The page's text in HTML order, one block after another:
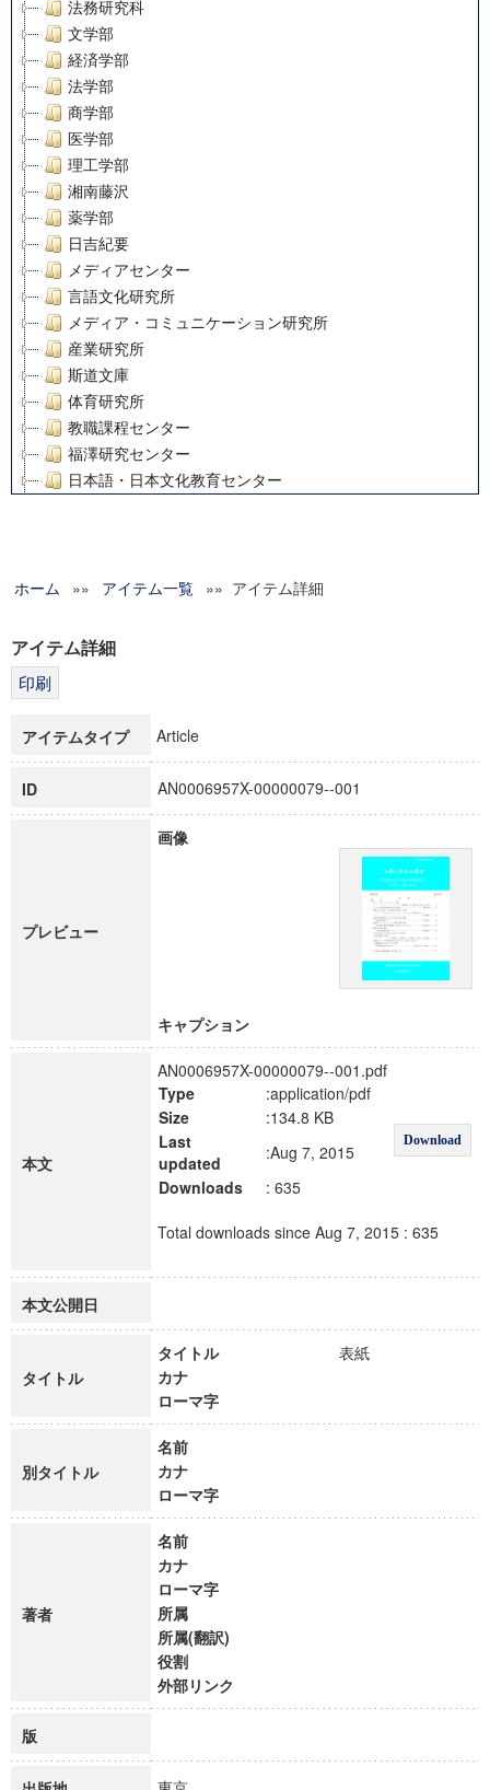
法務研究科
文学部
経済学部
法学部
商学部
医学部
理工学部
湘南藤沢
薬学部
日吉紀要
メディアセンター
言語文化研究所
メディア・コミュニケーション研究所
産業研究所
斯道文庫
体育研究所
教職課程センター
福澤研究センター
日本語・日本文化教育センター
グローバルリサーチインスティテュート
科学研究費補助金研究成果報告書
博士課程教育リーディングプログラム「超成熟社会発展のサ
ホーム »» アイテム一覧 »» アイテム詳細
アイテム詳細
アイテムタイプ Article
ID AN0006957X-00000079--001
プレビュー
画像
キャプション
本文
AN0006957X-00000079--001.pdf
Type
:application/pdf
Download
Size
:134.8 KB
Last
updated
:Aug 7, 2015
Downloads
: 635
Total downloads since Aug 7, 2015 : 635
本文公開日
タイトル
タイトル
表紙
カナ
ローマ字
別タイトル
名前
カナ
ローマ字
著者
名前
カナ
ローマ字
所属
所属(翻訳)
役割
外部リンク
版